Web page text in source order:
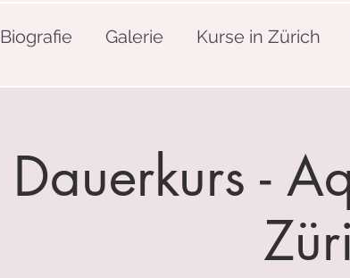
Biografie Galerie Kurse in Zürich
Dauerkurs -